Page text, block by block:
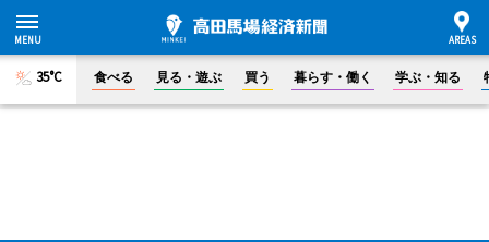
35°C 食べる 見る・遊ぶ 買う 暮らす・働く 学ぶ・知る